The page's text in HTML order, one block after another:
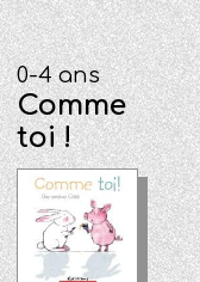
0-4 ans
Comme
toi !